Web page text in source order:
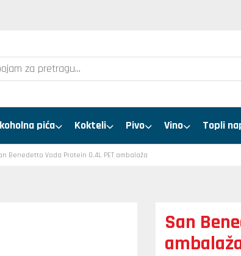
pića Kokteli Pivo Vino Topli
Benedetto Voda Protein 0.4L PET ambalaža
San